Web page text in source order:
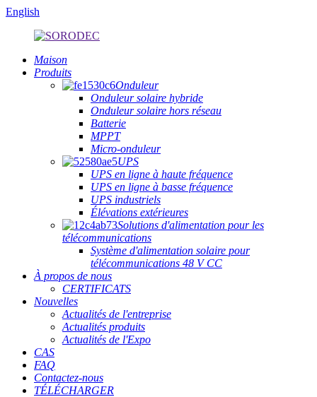
English
Maison
Produits
Onduleur
Onduleur solaire hybride
Onduleur solaire hors réseau
Batterie
MPPT
Micro-onduleur
UPS
UPS en ligne à haute fréquence
UPS en ligne à basse fréquence
UPS industriels
Élévations extérieures
Solutions d'alimentation pour les
télécommunications
Système d'alimentation solaire pour
télécommunications 48 V CC
À propos de nous
CERTIFICATS
Nouvelles
Actualités de l'entreprise
Actualités produits
Actualités de l'Expo
CAS
FAQ
Contactez-nous
TÉLÉCHARGER